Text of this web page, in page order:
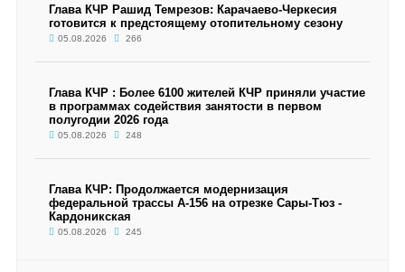
Глава КЧР Рашид Темрезов: Карачаево-Черкесия
готовится к предстоящему отопительному сезону
05.08.2026 266
Глава КЧР : Более 6100 жителей КЧР приняли участие
в программах содействия занятости в первом
полугодии 2026 года
05.08.2026 248
Глава КЧР: Продолжается модернизация
федеральной трассы А-156 на отрезке Сары-Тюз -
Кардоникская
05.08.2026 245